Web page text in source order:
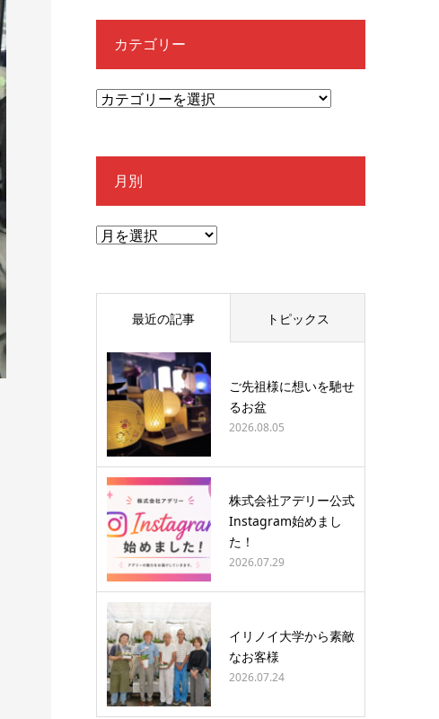
カテゴリー
月別
最近の記事 トピックス
ご先祖様に想いを馳せ
るお盆
2026.08.05
株式会社アデリー公式
Instagram始めまし
た！
2026.07.29
イリノイ大学から素敵
なお客様
2026.07.24